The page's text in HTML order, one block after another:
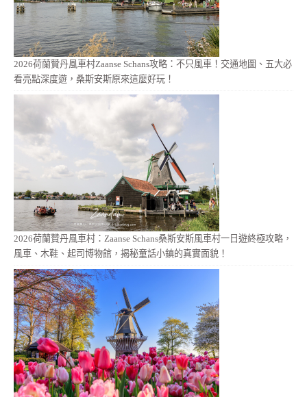
2026荷蘭贊丹風車村Zaanse Schans攻略：不只風車！交通地圖、五大必
看亮點深度遊，桑斯安斯原來這麼好玩！
2026荷蘭贊丹風車村：Zaanse Schans桑斯安斯風車村一日遊終極攻略，
風車、木鞋、起司博物館，揭秘童話小鎮的真實面貌！